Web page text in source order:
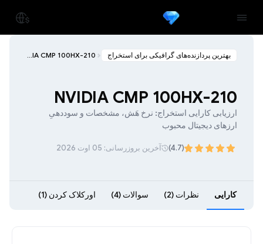
بهترین پردازنده‌های گرافیکی برای استخراج NVIDIA CMP 100HX-210
NVIDIA CMP 100HX-210
ارزیابی کارایی استخراج: نرخ هَش، مشخصات و سوددهیِ
ارزهای دیجیتال محبوب
(4.7) آخرین بروزرسانی: 05 اوت 2026
کارایی نظرات (2) سوالات (4) اورکلاک کردن (1)